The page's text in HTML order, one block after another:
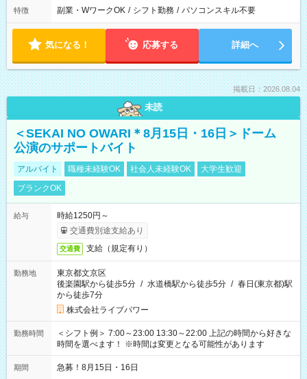
特徴 副業・WワークOK / シフト勤務 / パソコンスキル不要
気になる！ 応募する 詳細へ
掲載日：2026.08.04
未読
＜SEKAI NO OWARI＊8月15日・16日＞ドーム
公演のサポートバイト
アルバイト 職種未経験OK 社会人未経験OK
大学生歓迎
ブランクOK
給与
時給1250円～
交通費別途支給あり
交通費 支給（規定有り）
勤務地
東京都文京区
後楽園駅から徒歩5分 / 水道橋駅から徒歩5分 / 春日(東京都)駅
から徒歩7分
株式会社ライブパワー
勤務時間
＜シフト例＞ 7:00～23:00 13:30～22:00 上記の時間から好きな
時間を選べます！ ※時間は変更となる可能性があります
期間 急募！8月15日・16日